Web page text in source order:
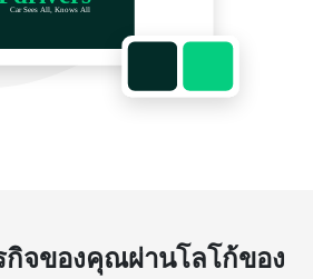
จของคุณผ่านโลโก้ของ